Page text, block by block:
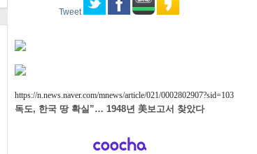
Tweet
https://n.news.naver.com/mnews/article/021/0002802907?sid=103
독도, 한국 땅 확실”… 1948년 美보고서 찾았다